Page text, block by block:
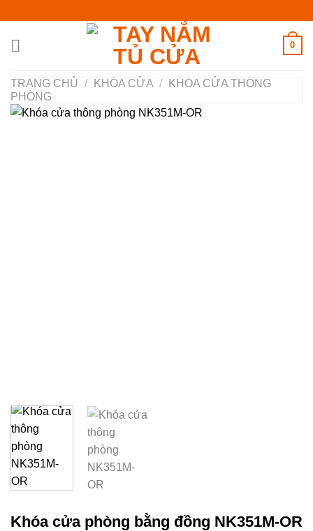
nội
0
TRANG CHỦ / KHÓA CỬA /
KHÓA CỬA THÔNG
PHÒNG
Khóa cửa phòng bằng đồng NK351M-OR